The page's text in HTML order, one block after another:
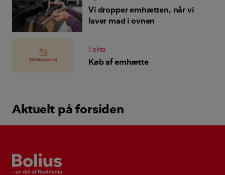
Vi dropper emhætten, når vi
laver mad i ovnen
Fakta
Køb af emhætte
Aktuelt på forsiden
Bolius